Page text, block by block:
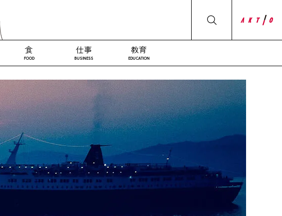
食
FOOD
仕事
BUSINESS
教育
EDUCATION